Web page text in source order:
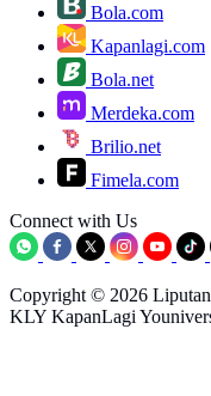
Bola.com
Kapanlagi.com
Bola.net
Merdeka.com
Brilio.net
Fimela.com
Connect with Us
Copyright © 2026
KLY KapanLagi